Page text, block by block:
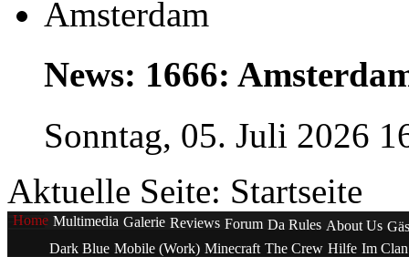
News: 1666:
Sonntag, 05. Juli 2026
Aktuelle Seite: Startseite
Home Multimedia Galerie Reviews Forum Da Rules About Us
Dark Blue Mobile (Work) Minecraft The Crew Hilfe Im